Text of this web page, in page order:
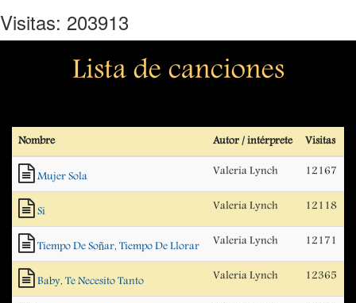
Visitas: 203913
Lista de canciones
Nombre Autor / intérprete Visitas
Mujer Sola Valeria Lynch 12167
Si Valeria Lynch 12118
Tiempo De Soñar, Tiempo De Llorar Valeria Lynch 12171
Baby, Te Necesito Tanto Valeria Lynch 12365